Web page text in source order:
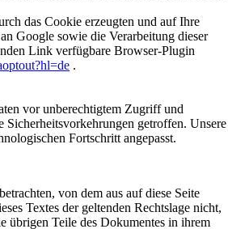
das Cookie erzeugten und auf Ihre
Google sowie die Verarbeitung dieser
Link verfügbare Browser-Plugin
.
vor unberechtigtem Zugriff und
getroffen. Unsere
Fortschritt angepasst.
von dem aus auf diese Seite
Textes der geltenden Rechtslage nicht,
übrigen Teile des Dokumentes in ihrem